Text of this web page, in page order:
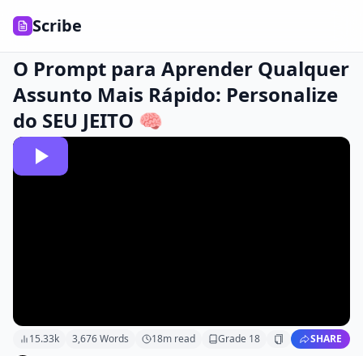
Scribe
O Prompt para Aprender Qualquer
Assunto Mais Rápido: Personalize
do SEU JEITO 🧠
15.33k 3,676Words 18m read Grade 18 SHARE